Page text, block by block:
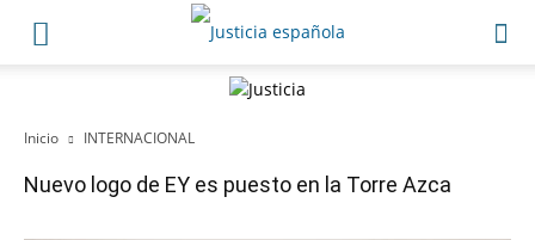
Inicio INTERNACIONAL
Nuevo logo de EY es puesto en la Torre Azca